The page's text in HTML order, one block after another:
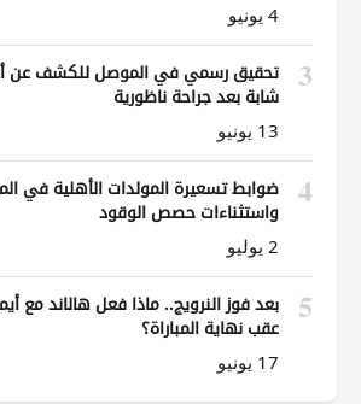
4 يونيو
3
تحقيق رسمي في الموصل للكشف عن
شابة بعد جراحة ناظورية
13 يونيو
4
ضوابط تسعيرة المولدات الأهلية في
واستثناءات حصص الوقود
2 يوليو
5
بعد فوز النرويج.. ماذا فعل هالاند مع
عقب نهاية المباراة؟
17 يونيو